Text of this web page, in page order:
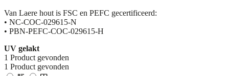
Van Laere hout is FSC en PEFC gecertificeerd:
• NC-COC-029615-N
• PBN-PEFC-COC-029615-H
UV gelakt
1 Product gevonden
1 Product gevonden